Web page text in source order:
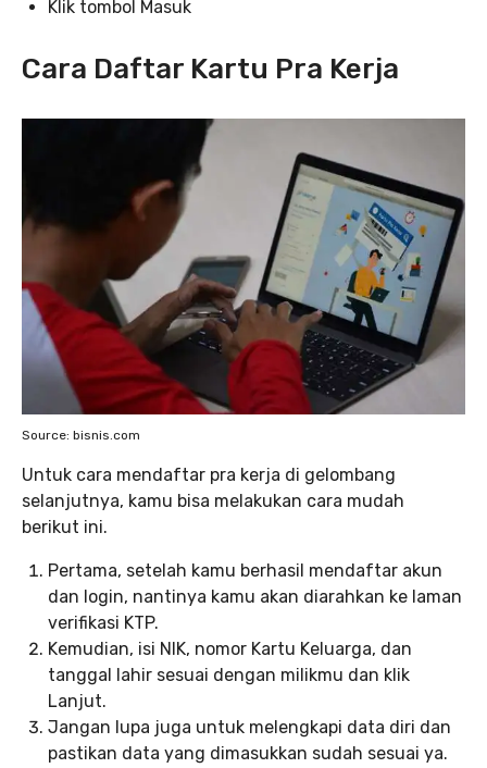
Klik tombol Masuk
Cara Daftar Kartu Pra Kerja
Source: bisnis.com
Untuk cara mendaftar pra kerja di gelombang
selanjutnya, kamu bisa melakukan cara mudah
berikut ini.
Pertama, setelah kamu berhasil mendaftar akun
dan login, nantinya kamu akan diarahkan ke laman
verifikasi KTP.
Kemudian, isi NIK, nomor Kartu Keluarga, dan
tanggal lahir sesuai dengan milikmu dan klik
Lanjut.
Jangan lupa juga untuk melengkapi data diri dan
pastikan data yang dimasukkan sudah sesuai ya.